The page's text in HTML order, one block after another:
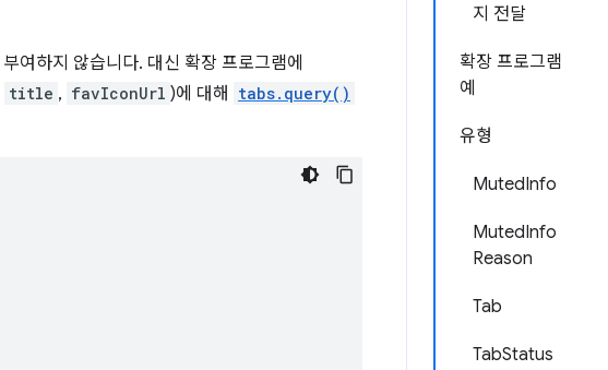
지 전달
확장 프로그램
예
유형
MutedInfo
MutedInfo
Reason
Tab
TabStatus
여하지 않습니다. 대신 확장 프로그램에
title , favIconUrl )에 대해 tabs.query()